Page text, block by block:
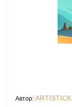
Автор: ARTISTICK